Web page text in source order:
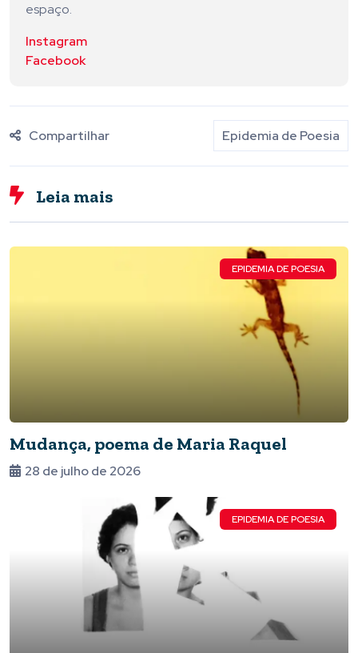
espaço.
Instagram
Facebook
Compartilhar Epidemia de Poesia
Leia mais
EPIDEMIA DE POESIA
Mudança, poema de Maria Raquel
28 de julho de 2026
EPIDEMIA DE POESIA